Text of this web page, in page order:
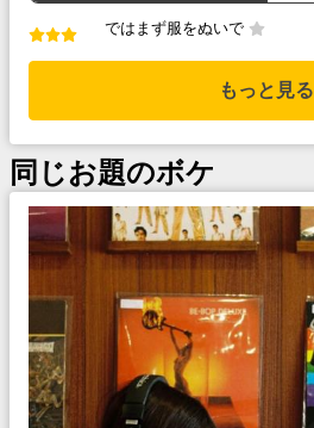
ではまず服をぬいで
もっと見る
同じお題のボケ